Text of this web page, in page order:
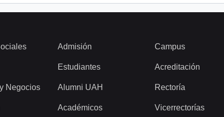
Negocios
Admisión
Estudiantes
Alumni UAH
Académicos
Campus
Acreditación
Rectoría
Vicerrectorías